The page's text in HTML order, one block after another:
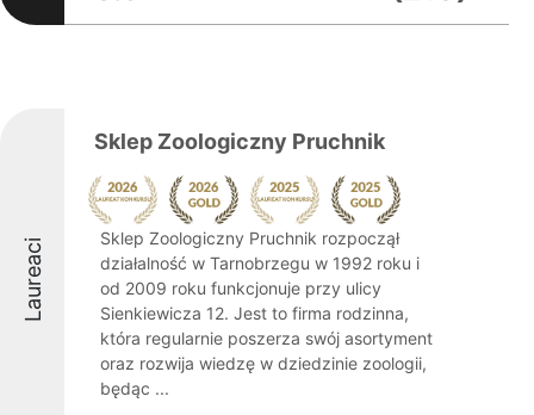
Laureaci
Sklep Zoologiczny Pruchnik
Sklep Zoologiczny Pruchnik rozpoczął
działalność w Tarnobrzegu w 1992 roku i
od 2009 roku funkcjonuje przy ulicy
Sienkiewicza 12. Jest to firma rodzinna,
która regularnie poszerza swój asortyment
oraz rozwija wiedzę w dziedzinie zoologii,
będąc ...